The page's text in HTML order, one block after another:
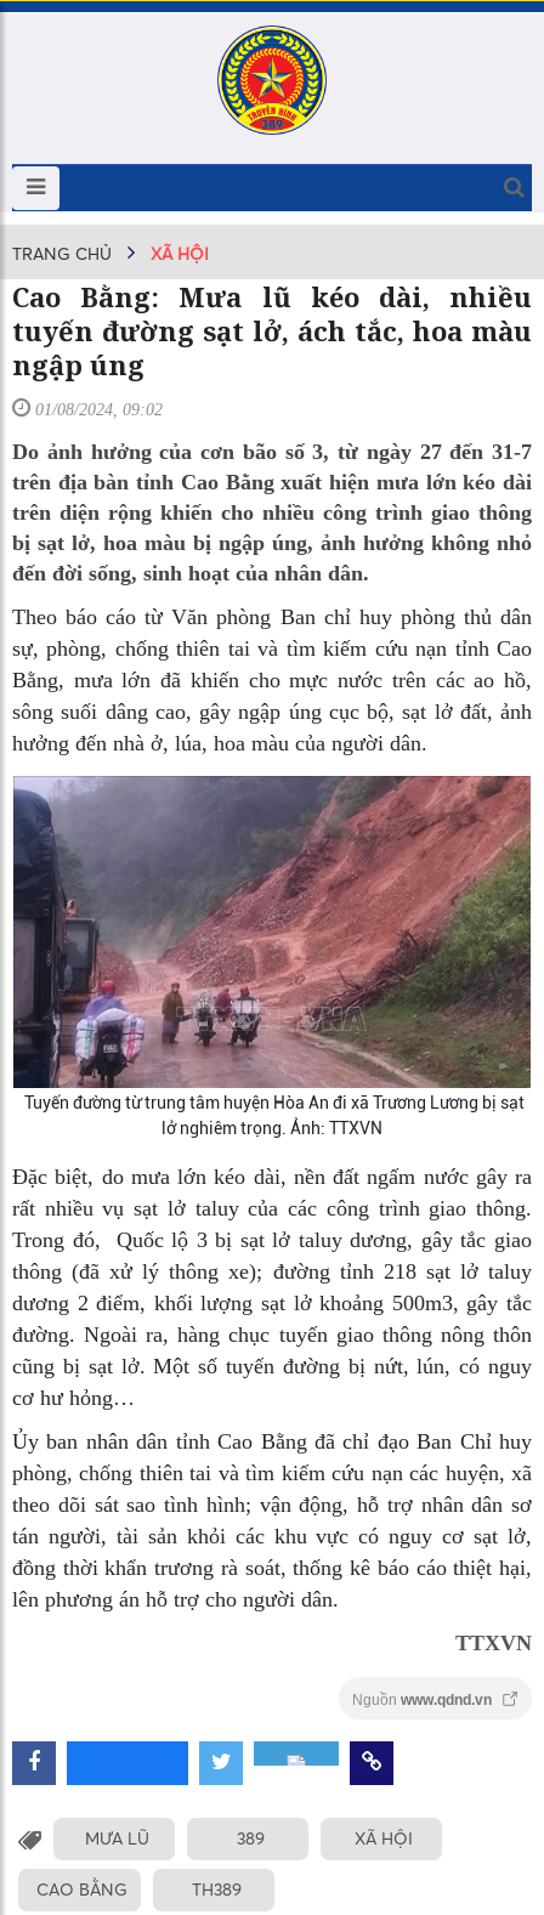
TRANG CHỦ XÃ HỘI
Cao Bằng: Mưa lũ kéo dài, nhiều
tuyến đường sạt lở, ách tắc, hoa màu
ngập úng
01/08/2024, 09:02
Do ảnh hưởng của cơn bão số 3, từ ngày 27 đến 31-7
trên địa bàn tỉnh Cao Bằng xuất hiện mưa lớn kéo dài
trên diện rộng khiến cho nhiều công trình giao thông
bị sạt lở, hoa màu bị ngập úng, ảnh hưởng không nhỏ
đến đời sống, sinh hoạt của nhân dân.
Theo báo cáo từ Văn phòng Ban chỉ huy phòng thủ dân
sự, phòng, chống thiên tai và tìm kiếm cứu nạn tỉnh Cao
Bằng, mưa lớn đã khiến cho mực nước trên các ao hồ,
sông suối dâng cao, gây ngập úng cục bộ, sạt lở đất, ảnh
hưởng đến nhà ở, lúa, hoa màu của người dân.
Tuyến đường từ trung tâm huyện Hòa An đi xã Trương Lương bị sạt
lở nghiêm trọng. Ảnh: TTXVN
Đặc biệt, do mưa lớn kéo dài, nền đất ngấm nước gây ra
rất nhiều vụ sạt lở taluy của các công trình giao thông.
Trong đó, Quốc lộ 3 bị sạt lở taluy dương, gây tắc giao
thông (đã xử lý thông xe); đường tỉnh 218 sạt lở taluy
dương 2 điểm, khối lượng sạt lở khoảng 500m3, gây tắc
đường. Ngoài ra, hàng chục tuyến giao thông nông thôn
cũng bị sạt lở. Một số tuyến đường bị nứt, lún, có nguy
cơ hư hỏng…
Ủy ban nhân dân tỉnh Cao Bằng đã chỉ đạo Ban Chỉ huy
phòng, chống thiên tai và tìm kiếm cứu nạn các huyện, xã
theo dõi sát sao tình hình; vận động, hỗ trợ nhân dân sơ
tán người, tài sản khỏi các khu vực có nguy cơ sạt lở,
đồng thời khẩn trương rà soát, thống kê báo cáo thiệt hại,
lên phương án hỗ trợ cho người dân.
TTXVN
Nguồn www.qdnd.vn
MƯA LŨ 389 XÃ HỘI
CAO BẰNG TH389